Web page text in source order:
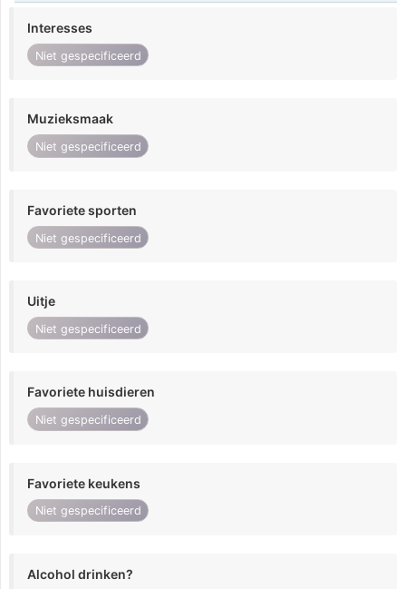
Interesses
Niet gespecificeerd
Muzieksmaak
Niet gespecificeerd
Favoriete sporten
Niet gespecificeerd
Uitje
Niet gespecificeerd
Favoriete huisdieren
Niet gespecificeerd
Favoriete keukens
Niet gespecificeerd
Alcohol drinken?